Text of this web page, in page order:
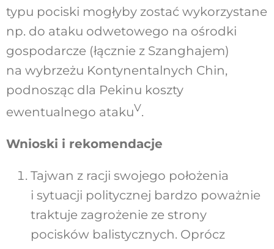
typu pociski mogłyby zostać wykorzystane
np. do ataku odwetowego na ośrodki
gospodarcze (łącznie z Szanghajem)
na wybrzeżu Kontynentalnych Chin,
podnosząc dla Pekinu koszty
ewentualnego atakuV.
Wnioski i rekomendacje
Tajwan z racji swojego położenia
i sytuacji politycznej bardzo poważnie
traktuje zagrożenie ze strony
pocisków balistycznych. Oprócz